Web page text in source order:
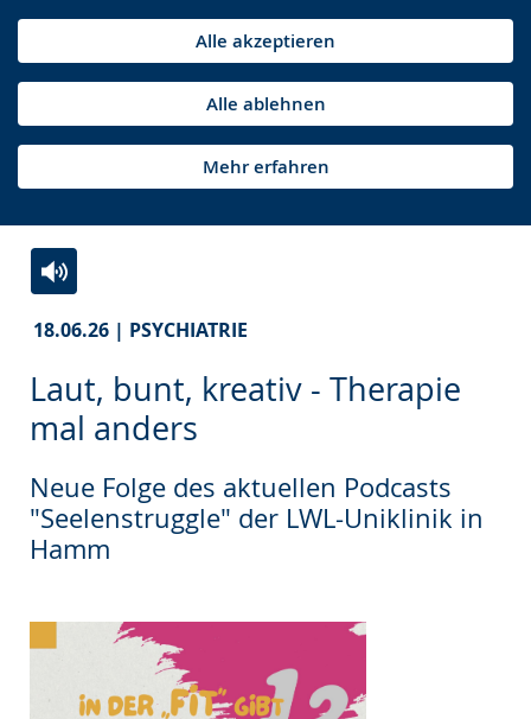
Alle akzeptieren
Alle ablehnen
Mehr erfahren
18.06.26 | PSYCHIATRIE
Laut, bunt, kreativ - Therapie
mal anders
Neue Folge des aktuellen Podcasts
"Seelenstruggle" der LWL-Uniklinik in
Hamm
Leichten
Sprache
wechseln.
Audio-
Unterstützung.
Video
in
Deutscher
Gebärdensprache
wird
angezeigt.